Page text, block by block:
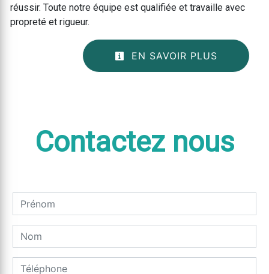
réussir. Toute notre équipe est qualifiée et travaille avec
propreté et rigueur.
EN SAVOIR PLUS
Contactez nous